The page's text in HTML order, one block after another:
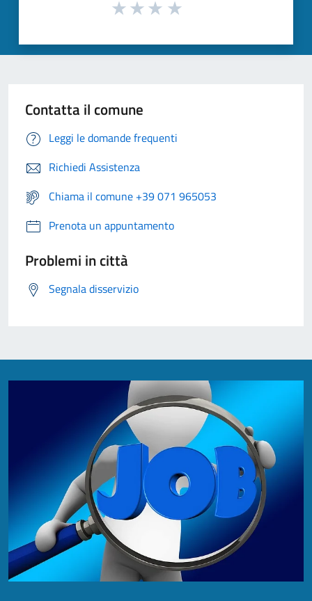
Contatta il comune
Leggi le domande frequenti
Richiedi Assistenza
Chiama il comune +39 071 965053
Prenota un appuntamento
Problemi in città
Segnala disservizio